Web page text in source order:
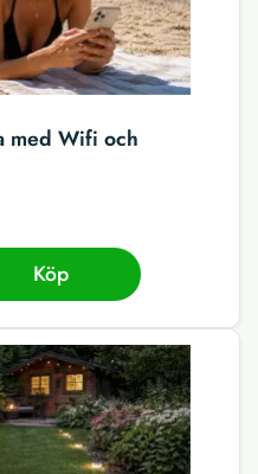
med Wifi och
Köp